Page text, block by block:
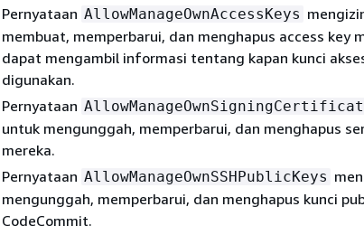
Pernyataan AllowManageOwnAccessKeys
membuat, memperbarui, dan menghapus access key
dapat mengambil informasi tentang kapan kunci
digunakan.
Pernyataan
untuk mengunggah, memperbarui, dan menghapus
mereka.
Pernyataan AllowManageOwnSSHPublicKeys
mengunggah, memperbarui, dan menghapus kunci
CodeCommit.